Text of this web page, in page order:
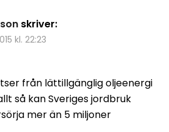
skriver:
kl. 22:23
från lättillgänglig oljeenergi
så kan Sveriges jordbruk
mer än 5 miljoner